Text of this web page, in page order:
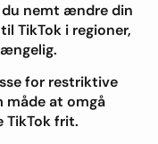
du nemt ændre din
TikTok i regioner,
for restriktive
måde at omgå
TikTok frit.